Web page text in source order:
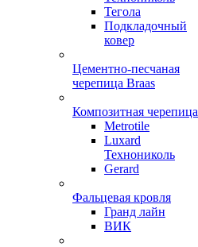
Тегола
Подкладочный
ковер
Цементно-песчаная
черепица Braas
Композитная черепица
Metrotile
Luxard
Технониколь
Gerard
Фальцевая кровля
Гранд лайн
ВИК